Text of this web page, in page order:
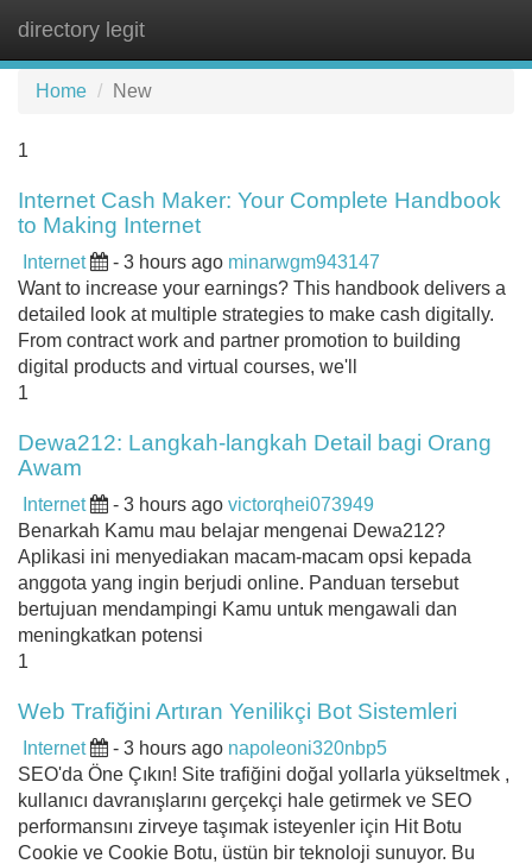
directory legit
Home
New
1
Internet Cash Maker: Your Complete Handbook
to Making Internet
Internet - 3 hours ago minarwgm943147
Want to increase your earnings? This handbook delivers a
detailed look at multiple strategies to make cash digitally.
From contract work and partner promotion to building
digital products and virtual courses, we'll
1
Dewa212: Langkah-langkah Detail bagi Orang
Awam
Internet - 3 hours ago victorqhei073949
Benarkah Kamu mau belajar mengenai Dewa212?
Aplikasi ini menyediakan macam-macam opsi kepada
anggota yang ingin berjudi online. Panduan tersebut
bertujuan mendampingi Kamu untuk mengawali dan
meningkatkan potensi
1
Web Trafiğini Artıran Yenilikçi Bot Sistemleri
Internet - 3 hours ago napoleoni320nbp5
SEO'da Öne Çıkın! Site trafiğini doğal yollarla yükseltmek ,
kullanıcı davranışlarını gerçekçi hale getirmek ve SEO
performansını zirveye taşımak isteyenler için Hit Botu
Cookie ve Cookie Botu, üstün bir teknoloji sunuyor. Bu